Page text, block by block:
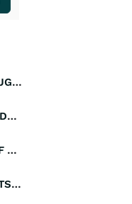
Amundi NYSE Arca Gold BUGS UCITS ETF Dist
Lyxor Euro STOXX Banks (DR) UCITS ETF- Acc
Xtrackers Spain UCITS ETF Distribution
iShares MSCI EM Asia UCITS ETF